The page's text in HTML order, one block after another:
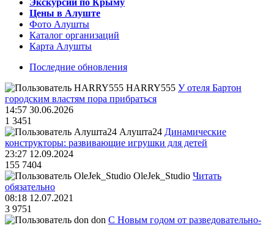
Экскурсии по Крыму
Цены в Алуште
Фото Алушты
Каталог организаций
Карта Алушты
Последние обновления
HARRY555 У отеля Бартон
городским властям пора прибраться
14:57 30.06.2026
1 3451
Алушта24 Динамические
конструкторы: развивающие игрушки для детей
23:27 12.09.2024
155 7404
OleJek_Studio Читать
обязательно
08:18 12.07.2021
3 9751
don С Новым годом от разведовательно-